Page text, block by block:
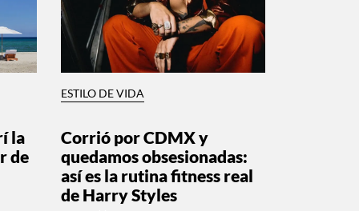
la
de
ESTILO DE VIDA
Corrió por CDMX y
quedamos obsesionadas:
así es la rutina fitness real
de Harry Styles